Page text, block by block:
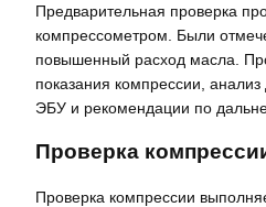
Предварительная проверка
компрессометром. Были
повышенный расход масла.
показания компрессии,
ЭБУ и рекомендации по
Проверка
Проверка компрессии